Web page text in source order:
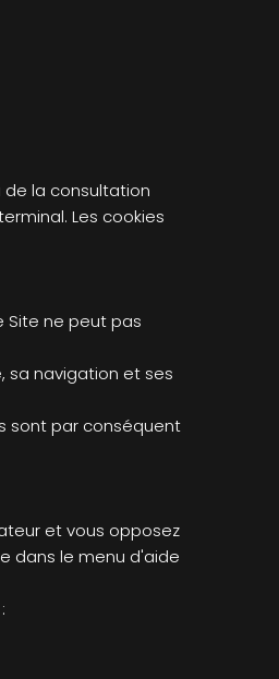
la consultation
Les cookies
ne peut pas
sa navigation et ses
sont par conséquent
et vous opposez
dans le menu d'aide